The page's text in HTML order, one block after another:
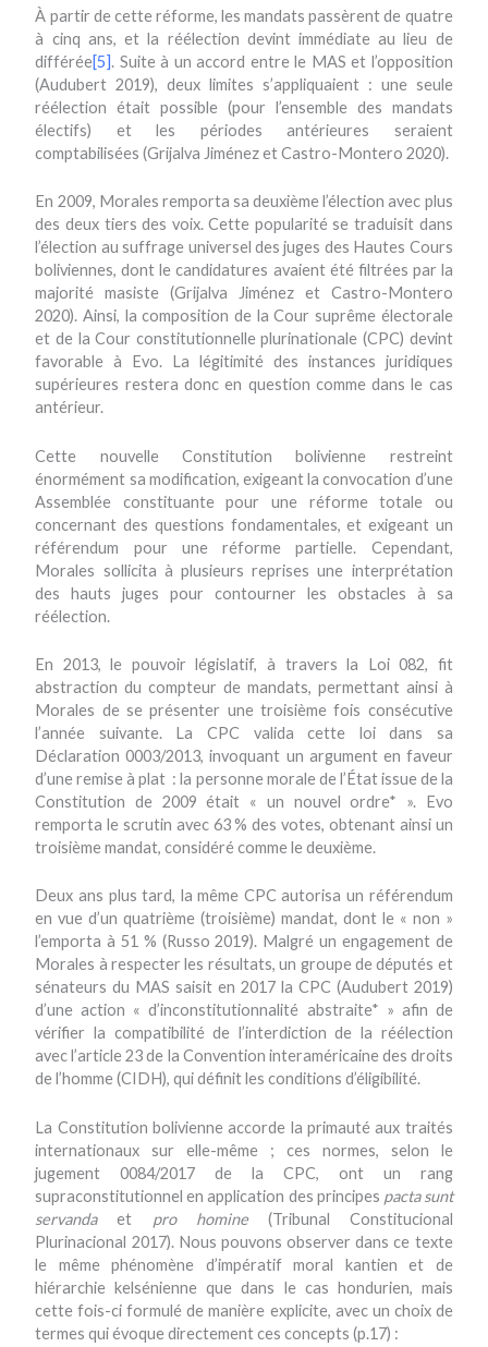
À partir de cette réforme, les mandats passèrent de quatre
à cinq ans, et la réélection devint immédiate au lieu de
différée[5]. Suite à un accord entre le MAS et l’opposition
(Audubert 2019), deux limites s’appliquaient : une seule
réélection était possible (pour l’ensemble des mandats
électifs) et les périodes antérieures seraient
comptabilisées (Grijalva Jiménez et Castro-Montero 2020).
En 2009, Morales remporta sa deuxième l’élection avec plus
des deux tiers des voix. Cette popularité se traduisit dans
l’élection au suffrage universel des juges des Hautes Cours
boliviennes, dont le candidatures avaient été filtrées par la
majorité masiste (Grijalva Jiménez et Castro-Montero
2020). Ainsi, la composition de la Cour suprême électorale
et de la Cour constitutionnelle plurinationale (CPC) devint
favorable à Evo. La légitimité des instances juridiques
supérieures restera donc en question comme dans le cas
antérieur.
Cette nouvelle Constitution bolivienne restreint
énormément sa modification, exigeant la convocation d’une
Assemblée constituante pour une réforme totale ou
concernant des questions fondamentales, et exigeant un
référendum pour une réforme partielle. Cependant,
Morales sollicita à plusieurs reprises une interprétation
des hauts juges pour contourner les obstacles à sa
réélection.
En 2013, le pouvoir législatif, à travers la Loi 082, fit
abstraction du compteur de mandats, permettant ainsi à
Morales de se présenter une troisième fois consécutive
l’année suivante. La CPC valida cette loi dans sa
Déclaration 0003/2013, invoquant un argument en faveur
d’une remise à plat : la personne morale de l’État issue de la
Constitution de 2009 était « un nouvel ordre* ». Evo
remporta le scrutin avec 63 % des votes, obtenant ainsi un
troisième mandat, considéré comme le deuxième.
Deux ans plus tard, la même CPC autorisa un référendum
en vue d’un quatrième (troisième) mandat, dont le « non »
l’emporta à 51 % (Russo 2019). Malgré un engagement de
Morales à respecter les résultats, un groupe de députés et
sénateurs du MAS saisit en 2017 la CPC (Audubert 2019)
d’une action « d’inconstitutionnalité abstraite* » afin de
vérifier la compatibilité de l’interdiction de la réélection
avec l’article 23 de la Convention interaméricaine des droits
de l’homme (CIDH), qui définit les conditions d’éligibilité.
La Constitution bolivienne accorde la primauté aux traités
internationaux sur elle-même ; ces normes, selon le
jugement 0084/2017 de la CPC, ont un rang
supraconstitutionnel en application des principes pacta sunt
servandaet pro homine(Tribunal Constitucional
Plurinacional 2017). Nous pouvons observer dans ce texte
le même phénomène d’impératif moral kantien et de
hiérarchie kelsénienne que dans le cas hondurien, mais
cette fois-ci formulé de manière explicite, avec un choix de
termes qui évoque directement ces concepts (p.17) :